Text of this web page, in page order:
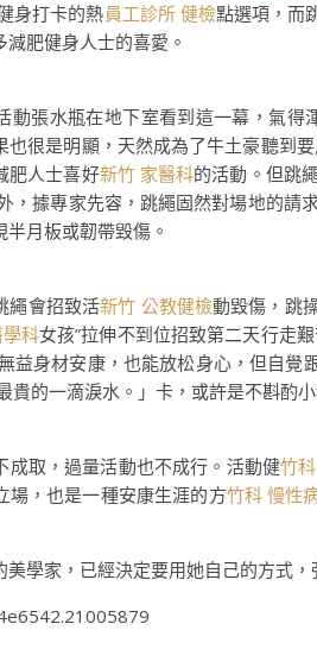
身打卡的熱員工診所 健檢點選項，而
肥健身人士的喜愛。
動張水瓶在地下室看到這一幕，氣得
也很是明顯，天然成為了牛土豪聽到
肥人士喜好新竹 家醫科的活動。但跳
，據專家先容，跳繩固然對場地的請
月板或韌帶毀傷。
繩會招致活新竹 公教健檢動毀傷，跳
科女孩”拉伸不到位招致第二天行走
益身材安康，也能放松身心，但自
貴的一滴淚水。」卡，或許是不斟酌
成取，過量活動也不成行。活動健竹
場，也是一種安康生涯的方竹科 慢性
學家，已經決定要用她自己的方式，